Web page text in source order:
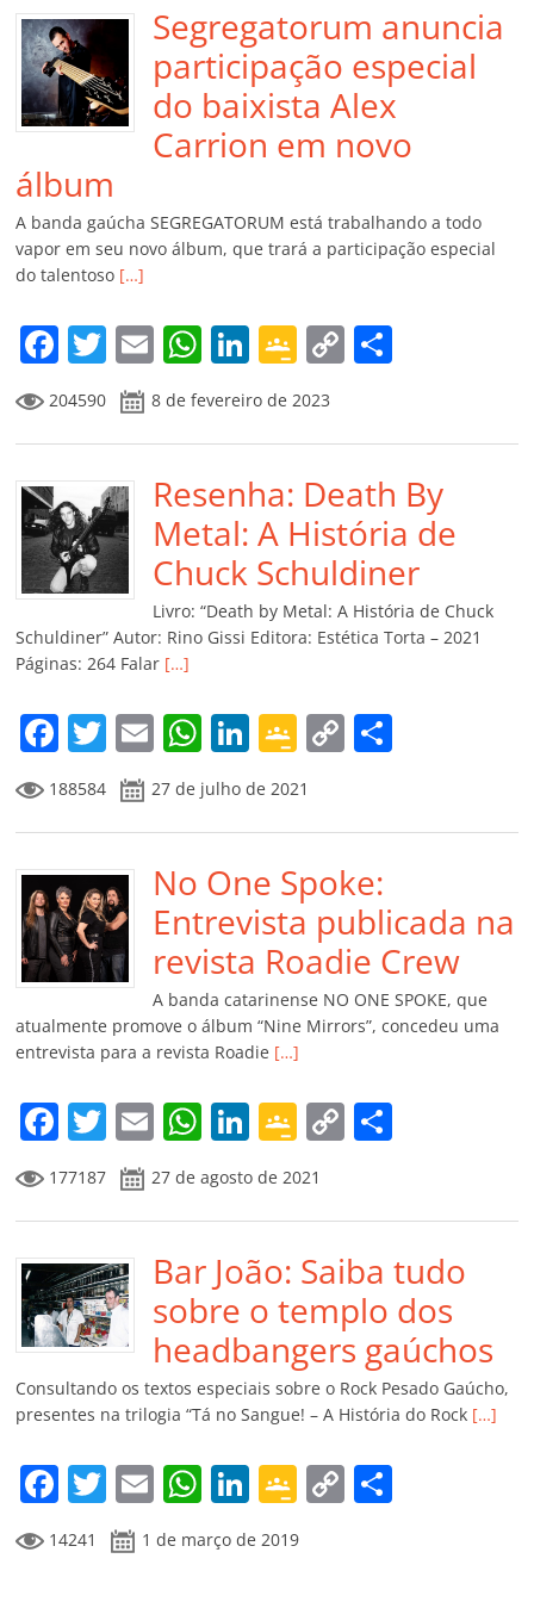
Segregatorum anuncia
participação especial
do baixista Alex
Carrion em novo
álbum
A banda gaúcha SEGREGATORUM está trabalhando a todo
vapor em seu novo álbum, que trará a participação especial
do talentoso […]
F
a
c
e
b
o
o
k
T
w
itt
er
E
m
ai
l
W
at
s
A
p
p
Li
k
e
dI
n
G
o
o
gl
e
Cl
a
ss
ro
m
C
y
Li
n
k
p
ar
til
h
ar
204590 8 de fevereiro de 2023
Resenha: Death By
Metal: A História de
Chuck Schuldiner
Livro: “Death by Metal: A História de Chuck
Schuldiner” Autor: Rino Gissi Editora: Estética Torta – 2021
Páginas: 264 Falar […]
F
a
c
e
b
o
o
k
T
w
itt
er
E
m
ai
l
W
h
at
s
A
p
p
Li
n
k
e
dI
n
G
o
o
gl
e
Cl
a
ss
ro
o
m
C
y
Li
n
k
p
til
h
ar
188584 27 de julho de 2021
No One Spoke:
Entrevista publicada na
revista Roadie Crew
A banda catarinense NO ONE SPOKE, que
atualmente promove o álbum “Nine Mirrors”, concedeu uma
entrevista para a revista Roadie […]
F
a
c
e
b
o
o
k
T
w
itt
er
E
m
ai
l
W
at
s
A
p
p
Li
n
k
e
dI
n
G
o
o
gl
e
Cl
a
ss
ro
o
m
C
y
Li
n
k
p
ar
til
h
ar
177187 27 de agosto de 2021
Bar João: Saiba tudo
sobre o templo dos
headbangers gaúchos
Consultando os textos especiais sobre o Rock Pesado Gaúcho,
presentes na trilogia “Tá no Sangue! – A História do Rock […]
F
a
c
T
w
itt
E
m
ai
W
at
Li
n
k
G
o
o
C
14241 1 de março de 2019